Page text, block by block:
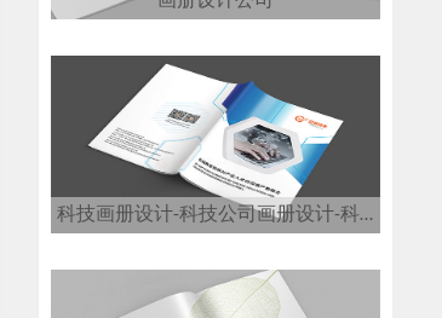
科技画册设计-科技公司画册设计-科技画册设计公司